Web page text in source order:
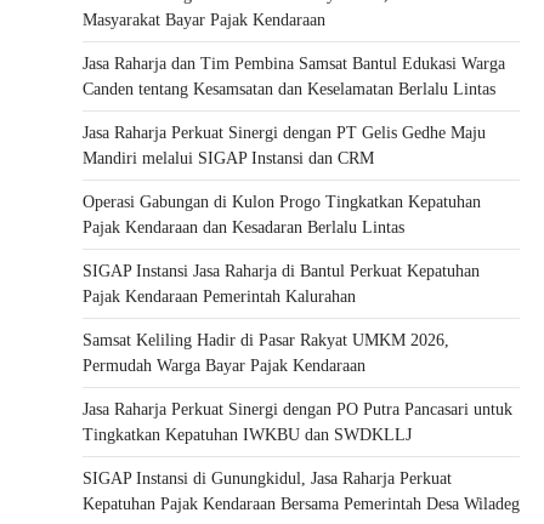
Masyarakat Bayar Pajak Kendaraan
Jasa Raharja dan Tim Pembina Samsat Bantul Edukasi Warga
Canden tentang Kesamsatan dan Keselamatan Berlalu Lintas
Jasa Raharja Perkuat Sinergi dengan PT Gelis Gedhe Maju
Mandiri melalui SIGAP Instansi dan CRM
Operasi Gabungan di Kulon Progo Tingkatkan Kepatuhan
Pajak Kendaraan dan Kesadaran Berlalu Lintas
SIGAP Instansi Jasa Raharja di Bantul Perkuat Kepatuhan
Pajak Kendaraan Pemerintah Kalurahan
Samsat Keliling Hadir di Pasar Rakyat UMKM 2026,
Permudah Warga Bayar Pajak Kendaraan
Jasa Raharja Perkuat Sinergi dengan PO Putra Pancasari untuk
Tingkatkan Kepatuhan IWKBU dan SWDKLLJ
SIGAP Instansi di Gunungkidul, Jasa Raharja Perkuat
Kepatuhan Pajak Kendaraan Bersama Pemerintah Desa Wiladeg